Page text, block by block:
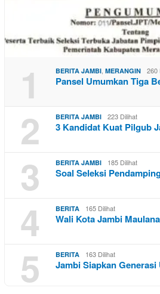
1 BERITA JAMBI, MERANGIN 260
Pansel Umumkan Tiga
2 BERITA JAMBI 223 Dilihat
3 Kandidat Kuat Pilgub
3 BERITA JAMBI 185 Dilihat
Soal Seleksi
4 BERITA 165 Dilihat
Wali Kota Jambi
5 BERITA 163 Dilihat
Jambi Siapkan